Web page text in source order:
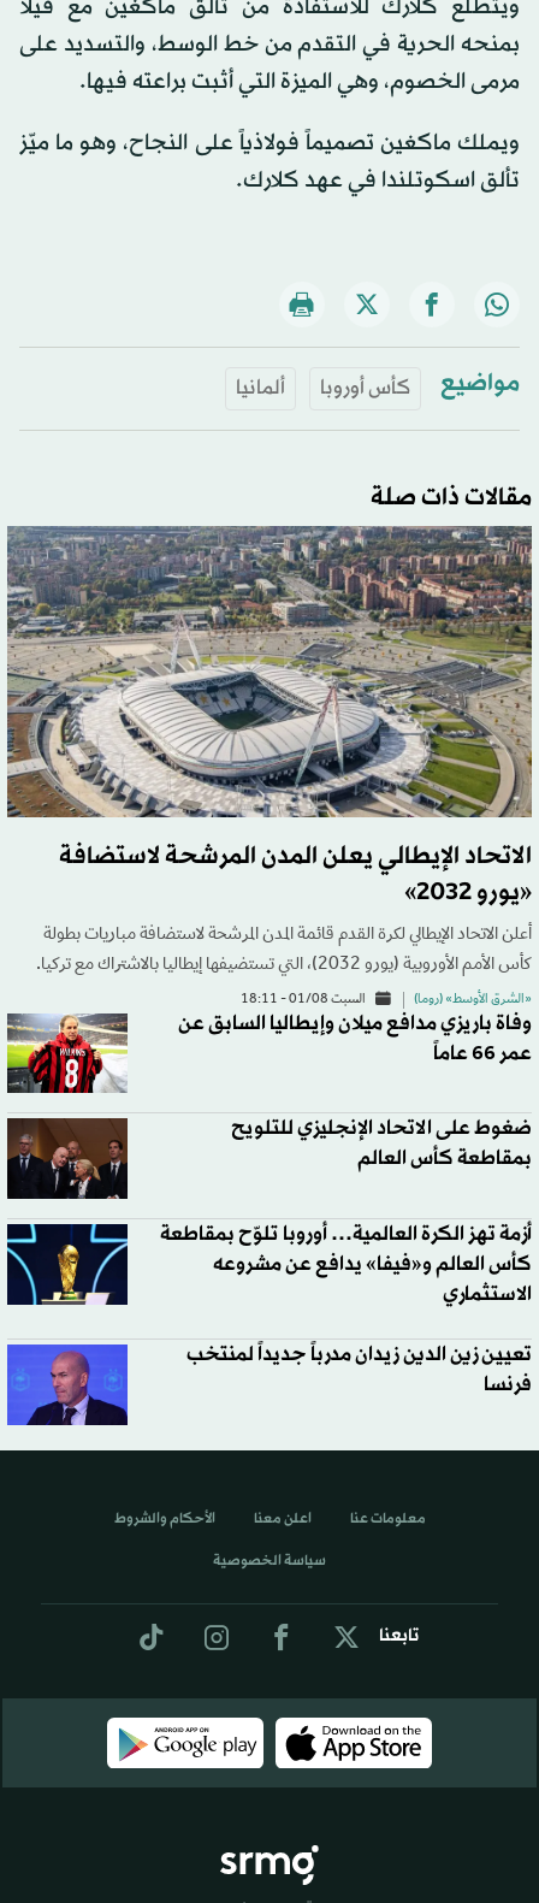
ويتطلع كلارك للاستفادة من تألق ماكغين مع فيلا
بمنحه الحرية في التقدم من خط الوسط، والتسديد على
مرمى الخصوم، وهي الميزة التي أثبت براعته فيها.
ويملك ماكغين تصميماً فولاذياً على النجاح، وهو ما ميّز
تألق اسكوتلندا في عهد كلارك.
مواضيع كأس أوروبا ألمانيا
مقالات ذات صلة
الاتحاد الإيطالي يعلن المدن المرشحة لاستضافة
«يورو 2032»
أعلن الاتحاد الإيطالي لكرة القدم قائمة المدن المرشحة لاستضافة مباريات بطولة
كأس الأمم الأوروبية (يورو 2032)، التي تستضيفها إيطاليا بالاشتراك مع تركيا.
«الشرق الأوسط» (روما) السبت 01/08 - 18:11
وفاة باريزي مدافع ميلان وإيطاليا السابق عن
عمر 66 عاماً
ضغوط على الاتحاد الإنجليزي للتلويح
بمقاطعة كأس العالم
أزمة تهز الكرة العالمية… أوروبا تلوّح بمقاطعة
كأس العالم و«فيفا» يدافع عن مشروعه
الاستثماري
تعيين زين الدين زيدان مدرباً جديداً لمنتخب
فرنسا
تابعنا
معلومات عنا اعلن معنا الأحكام والشروط
سياسة الخصوصية